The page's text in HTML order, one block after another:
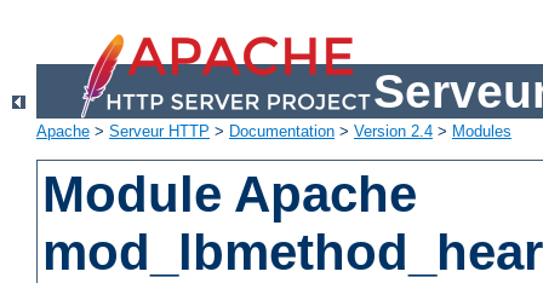
Apache > Serveur HTTP > Documentation > Version 2.4 > Modules
Module Apache